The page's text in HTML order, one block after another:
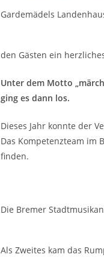
Gardemädels
den Gästen ein
Unter dem Motto
ging es dann los.
Dieses Jahr konnte der
Das Kompetenzteam im
finden.
Die Bremer
Als Zweites kam das